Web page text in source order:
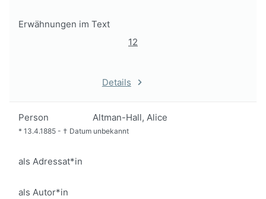
Erwähnungen im Text
12
Details
Person Altman-Hall, Alice
* 13.4.1885 - † Datum unbekannt
als Adressat*in
als Autor*in